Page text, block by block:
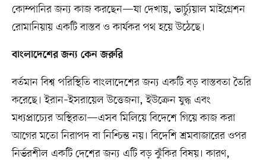
কোম্পানির জন্য কাজ করছেন—যা দেখায়, ভার্চ্যুয়াল মাইগ্রেশন
রোমানিয়ায় একটি বাস্তব ও কার্যকর পথ হয়ে উঠেছে।
বাংলাদেশের জন্য কেন জরুরি
বর্তমান বিশ্ব পরিস্থিতি বাংলাদেশের জন্য একটি বড় বাস্তবতা তৈরি
করেছে। ইরান–ইসরায়েল উত্তেজনা, ইউক্রেন যুদ্ধ এবং
মধ্যপ্রাচ্যের অস্থিরতা—এসব মিলিয়ে বিদেশে গিয়ে কাজ করা
আগের মতো নিরাপদ বা নিশ্চিন্ত নয়। বিদেশি শ্রমবাজারের ওপর
নির্ভরশীল একটি দেশের জন্য এটি বড় ঝুঁকির বিষয়। কারণ,